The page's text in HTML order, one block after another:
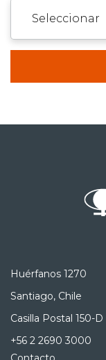
Huérfanos 1270
Santiago, Chile
Casilla Postal 150-D
+56 2 2690 3000